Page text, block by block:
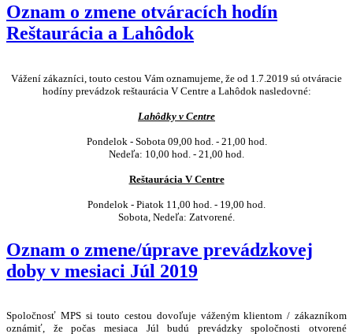
Oznam o zmene otváracích hodín
Reštaurácia a Lahôdok
Vážení zákazníci, touto cestou Vám oznamujeme, že od 1.7.2019 sú otváracie
hodíny prevádzok reštaurácia V Centre a Lahôdok nasledovné:
Lahôdky v Centre
Pondelok - Sobota 09,00 hod. - 21,00 hod.
Nedeľa: 10,00 hod. - 21,00 hod.
Reštaurácia V Centre
Pondelok - Piatok 11,00 hod. - 19,00 hod.
Sobota, Nedeľa: Zatvorené.
Oznam o zmene/úprave prevádzkovej
doby v mesiaci Júl 2019
Spoločnosť MPS si touto cestou dovoľuje váženým klientom / zákazníkom
oznámiť, že počas mesiaca Júl budú prevádzky spoločnosti otvorené